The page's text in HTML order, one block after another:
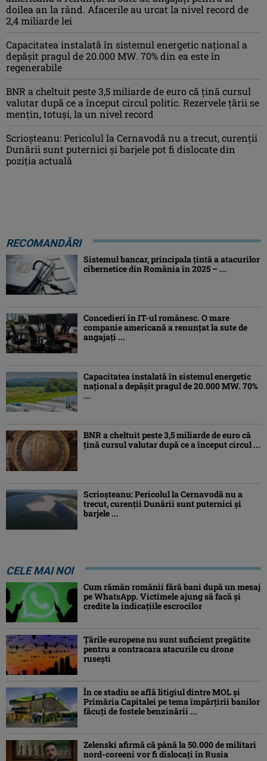
doilea an la rând. Afacerile au urcat la nivel record de
2,4 miliarde lei
Capacitatea instalată în sistemul energetic național a
depășit pragul de 20.000 MW. 70% din ea este în
regenerabile
BNR a cheltuit peste 3,5 miliarde de euro că țină cursul
valutar după ce a început circul politic. Rezervele țării se
mențin, totuși, la un nivel record
Scrioșteanu: Pericolul la Cernavodă nu a trecut, curenţii
Dunării sunt puternici şi barjele pot fi dislocate din
poziţia actuală
RECOMANDĂRI
Sistemul bancar, principala țintă a atacurilor
cibernetice din România în 2025 – ...
Concedieri în IT-ul românesc. O mare
companie americană a renunțat la sute de
angajați ...
Capacitatea instalată în sistemul energetic
național a depășit pragul de 20.000 MW. 70%
...
BNR a cheltuit peste 3,5 miliarde de euro că
țină cursul valutar după ce a început circul ...
Scrioșteanu: Pericolul la Cernavodă nu a
trecut, curenţii Dunării sunt puternici şi
barjele ...
CELE MAI NOI
Cum rămân românii fără bani după un mesaj
pe WhatsApp. Victimele ajung să facă și
credite la indicațiile escrocilor
Ţările europene nu sunt suficient pregătite
pentru a contracara atacurile cu drone
ruseşti
În ce stadiu se află litigiul dintre MOL și
Primăria Capitalei pe tema împărțirii banilor
făcuți de fostele benzinării ...
Zelenski afirmă că până la 50.000 de militari
nord-coreeni vor fi dislocaţi în Rusia